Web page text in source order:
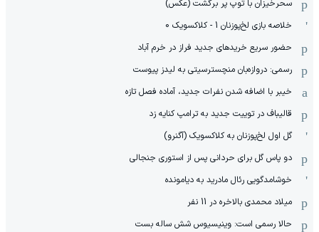
سحرخیزان با توپ پر برگشت (عکس)
خلاصه بازی لخ‌پوزنان 1 - کلاکسویک 0
حضور سریع خریدهای جدید فراز در خرم آباد
رسمی: دروازه‌بان منچسترسیتی به لیدز پیوست
خیبر با اضافه شدن نفرات جدید، آماده فصل تازه
قالیباف در توییت جدید به ترامپ کنایه زد
گل اول لخ‌پوزنان به کلاکسویک (آگنرو)
دو پاس گل برای حردانی پس از استوری جنجالی
خوشامدگویی رئال مادرید به دیامونده
میلاد محمدی بالاخره در 11 نفر
حالا رسمی است: وینیسیوس شش ساله بست